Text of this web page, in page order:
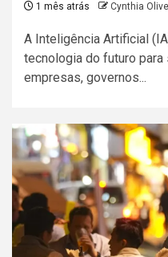
1 mês atrás Cynthia
A Inteligência Artificial
tecnologia do futuro para
empresas, governos...